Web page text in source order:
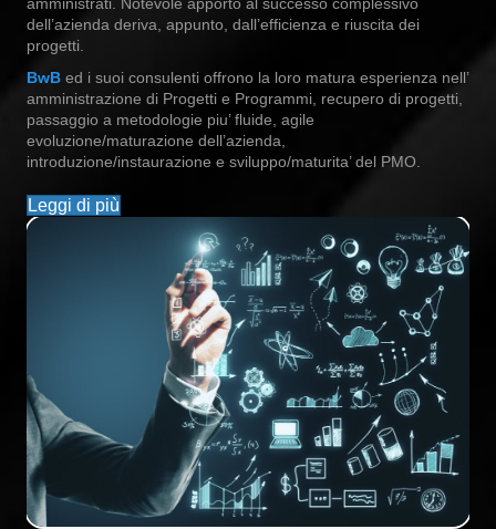
dell’azienda deriva, appunto, dall’efficienza e riuscita dei
progetti.
BwB ed i suoi consulenti offrono la loro matura esperienza nell’
amministrazione di Progetti e Programmi, recupero di progetti,
passaggio a metodologie piu’ fluide, agile
evoluzione/maturazione dell’azienda,
introduzione/instaurazione e sviluppo/maturita’ del PMO.
Leggi di più